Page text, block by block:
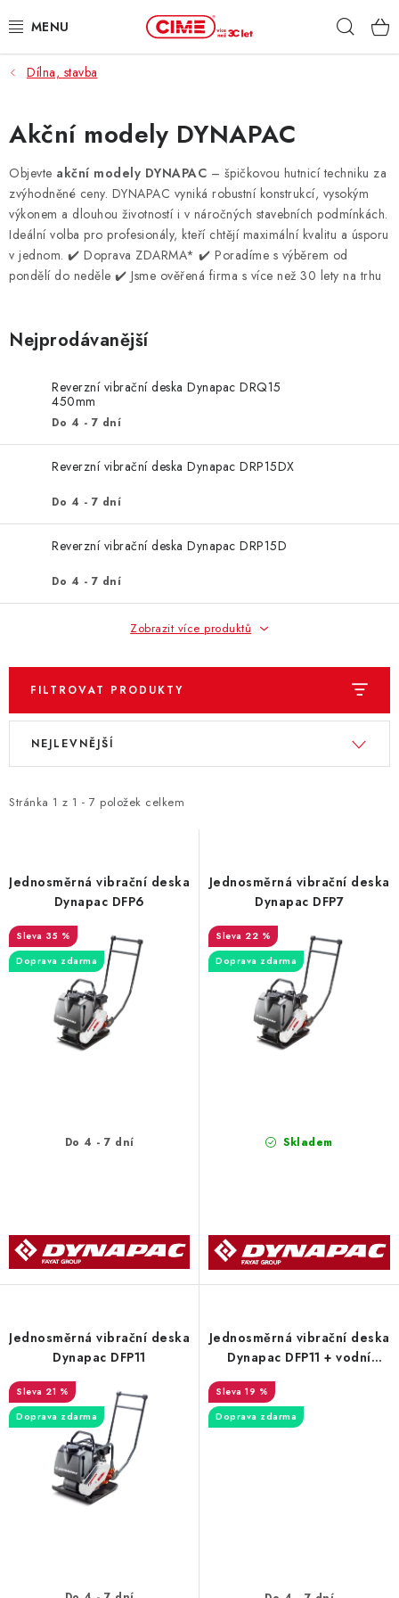
na
ZAHRADA, LES
DÍLNA, STAVBA
MILWAUKEE
ELEKTROMOBILITA
PROFI STROJE
SLUŽBY
ZNAČKY
KONTAKTY
OCHRANA OSOBNÍCH ÚDAJŮ
OBCHODNÍ PODMÍNKY
ODSTOUPENÍ OD SMLOUVY
Dílna, stavba
Akční modely DYNAPAC
Objevte akční modely DYNAPAC – špičkovou hutnicí techniku za
zvýhodněné ceny. DYNAPAC vyniká robustní konstrukcí, vysokým
výkonem a dlouhou životností i v náročných stavebních podmínkách.
Ideální volba pro profesionály, kteří chtějí maximální kvalitu a úsporu
v jednom. ✔️ Doprava ZDARMA* ✔️ Poradíme s výběrem od
pondělí do neděle ✔️ Jsme ověřená firma s více než 30 lety na trhu
Nejprodávanější
Reverzní vibrační deska Dynapac DRQ15
450mm
Do 4 - 7 dní
Reverzní vibrační deska Dynapac DRP15DX
Do 4 - 7 dní
Reverzní vibrační deska Dynapac DRP15D
Do 4 - 7 dní
Zobrazit více produktů
FILTROVAT PRODUKTY
V
i
r
d
u
k
Stránka 1 z 1 - 7 položek celkem
Ř
e
p
o
d
u
NEJLEVNĚJŠÍ
Jednosměrná vibrační deska
Dynapac DFP6
35 %
Doprava zdarma
Do 4 - 7 dní
Jednosměrná vibrační deska
Dynapac DFP7
22 %
Doprava zdarma
Skladem
Jednosměrná vibrační deska
Dynapac DFP11
21 %
Doprava zdarma
Jednosměrná vibrační deska
Dynapac DFP11 + vodní
19 %
Doprava zdarma